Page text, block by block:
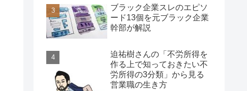
ブラック企業スレのエピソ
ード13個を元ブラック企業
幹部が解説
迫祐樹さんの「不労所得を
作る上で知っておきたい不
労所得の3分類」から見る
営業職の生き方